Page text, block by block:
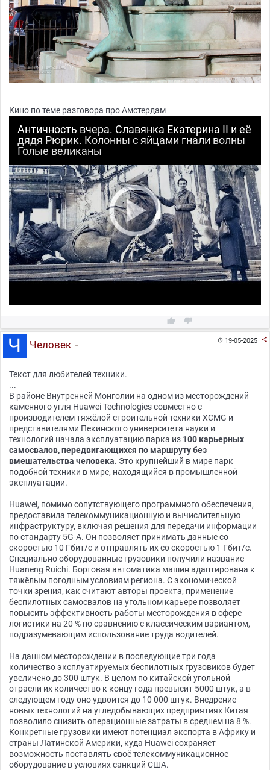
Кино по теме разговора про Амстердам
Античность вчера. Славянка Екатерина II и её
дядя Рюрик. Колонны с яйцами гнали волны
Голые великаны
 
19-05-2025 
Человек
Текст для любителей техники.
...
В районе Внутренней Монголии на одном из месторождений
каменного угля Huawei Technologies совместно с
производителем тяжёлой строительной техники XCMG и
представителями Пекинского университета науки и
технологий начала эксплуатацию парка из 100 карьерных
самосвалов, передвигающихся по маршруту без
вмешательства человека. Это крупнейший в мире парк
подобной техники в мире, находящийся в промышленной
эксплуатации.
Huawei, помимо сопутствующего программного обеспечения,
предоставила телекоммуникационную и вычислительную
инфраструктуру, включая решения для передачи информации
по стандарту 5G-A. Он позволяет принимать данные со
скоростью 10 Гбит/с и отправлять их со скоростью 1 Гбит/с.
Специально оборудованные грузовики получили название
Huaneng Ruichi. Бортовая автоматика машин адаптирована к
тяжёлым погодным условиям региона. С экономической
точки зрения, как считают авторы проекта, применение
беспилотных самосвалов на угольном карьере позволяет
повысить эффективность работы месторождения в сфере
логистики на 20 % по сравнению с классическим вариантом,
подразумевающим использование труда водителей.
На данном месторождении в последующие три года
количество эксплуатируемых беспилотных грузовиков будет
увеличено до 300 штук. В целом по китайской угольной
отрасли их количество к концу года превысит 5000 штук, а в
следующем году оно удвоится до 10 000 штук. Внедрение
новых технологий на угледобывающих предприятиях Китая
позволило снизить операционные затраты в среднем на 8 %.
Конкретные грузовики имеют потенциал экспорта в Африку и
страны Латинской Америки, куда Huawei сохраняет
возможность поставлять своё телекоммуникационное
оборудование в условиях санкций США.